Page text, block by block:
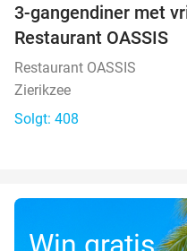
3-gangendiner met
Restaurant OASSIS
Restaurant OASSIS
Zierikzee
Solgt: 408